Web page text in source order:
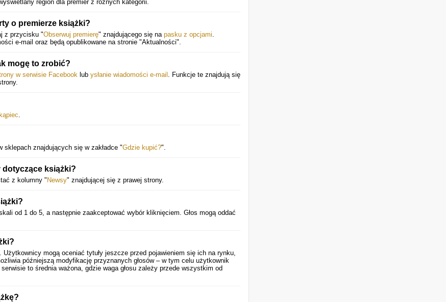
region dla premier z różnych kategorii.
o premierze książki?
z przycisku "Obserwuj premierę" znajdującego się na pasku z opcjami.
e-mail oraz będą opublikowane na stronie "Aktualności".
mogę to zrobić?
w serwisie Facebook lub ysłanie wiadomości e-mail . Funkcje te znajdują się
.
sklepach znajdujących się w zakładce "Gdzie kupić?".
dotyczące książki?
z kolumny " Newsy" znajdującej się z prawej strony.
od 1 do 5, a następnie zaakceptować wybór kliknięciem. Głos mogą oddać
Użytkownicy mogą oceniać tytuły jeszcze przed pojawieniem się ich na rynku,
późniejszą modyfikację przyznanych głosów – w tym celu użytkownik
to średnia ważona, gdzie waga głosu zależy przede wszystkim od